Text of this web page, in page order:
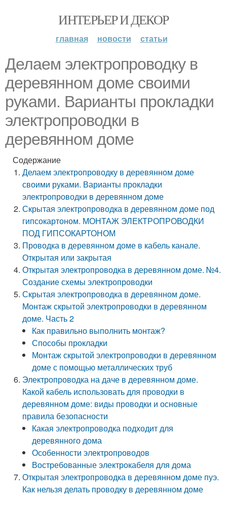
ИНТЕРЬЕР И ДЕКОР
главная новости статьи
Делаем электропроводку в
деревянном доме своими
руками. Варианты прокладки
электропроводки в
деревянном доме
Содержание
Делаем электропроводку в деревянном доме
своими руками. Варианты прокладки
электропроводки в деревянном доме
Скрытая электропроводка в деревянном доме под
гипсокартоном. МОНТАЖ ЭЛЕКТРОПРОВОДКИ
ПОД ГИПСОКАРТОНОМ
Проводка в деревянном доме в кабель канале.
Открытая или закрытая
Открытая электропроводка в деревянном доме. №4.
Создание схемы электропроводки
Скрытая электропроводка в деревянном доме.
Монтаж скрытой электропроводки в деревянном
доме. Часть 2
Как правильно выполнить монтаж?
Способы прокладки
Монтаж скрытой электропроводки в деревянном
доме с помощью металлических труб
Электропроводка на даче в деревянном доме.
Какой кабель использовать для проводки в
деревянном доме: виды проводки и основные
правила безопасности
Какая электропроводка подходит для
деревянного дома
Особенности электропроводов
Востребованные электрокабеля для дома
Открытая электропроводка в деревянном доме пуэ.
Как нельзя делать проводку в деревянном доме